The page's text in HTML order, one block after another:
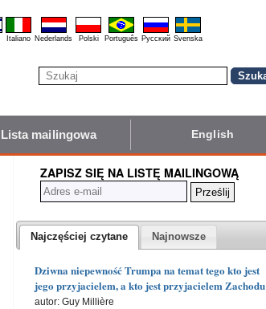
Italiano Nederlands Polski Português Pyccĸий Svenska
Lista mailingowa English
ZAPISZ SIĘ NA LISTĘ MAILINGOWĄ
Najczęściej czytane Najnowsze
Dziwna niepewność Trumpa na temat tego kto jest
jego przyjacielem, a kto jest przyjacielem Zachodu
autor: Guy Millière